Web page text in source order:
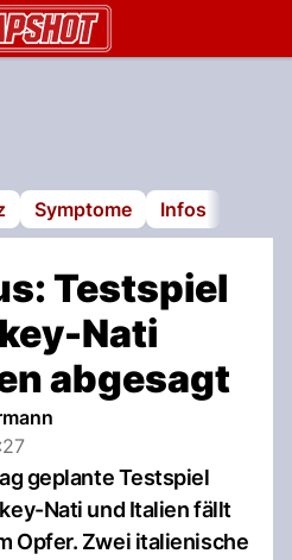
Symptome Infos
Testspiel
Nati
abgesagt
geplante Testspiel
Nati und Italien fällt
Opfer. Zwei italienische